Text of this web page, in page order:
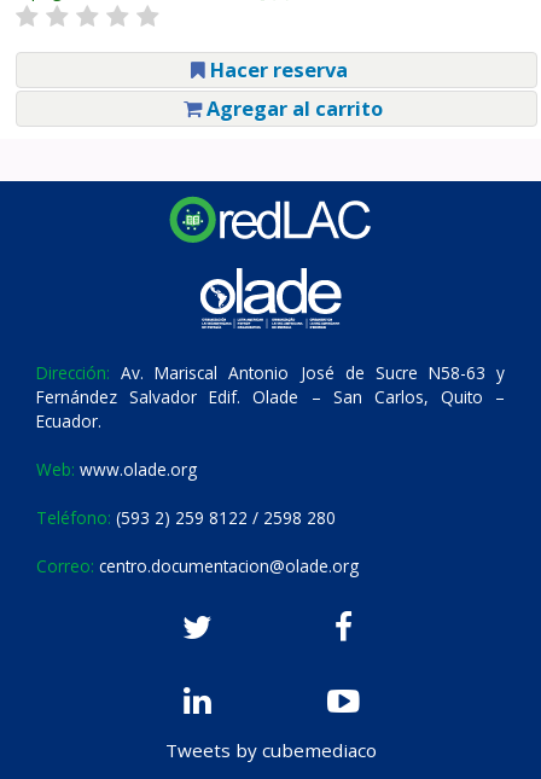
Hacer reserva
Agregar al carrito
Dirección: Av. Mariscal Antonio José de Sucre N58-63 y
Fernández Salvador Edif. Olade – San Carlos, Quito –
Ecuador.
Web: www.olade.org
Teléfono: (593 2) 259 8122 / 2598 280
Correo: centro.documentacion@olade.org
Tweets by cubemediaco